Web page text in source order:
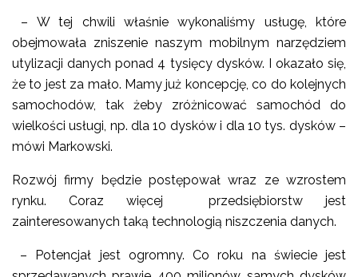
– W tej chwili właśnie wykonaliśmy usługę, które
obejmowała zniszenie naszym mobilnym narzędziem
utylizacji danych ponad 4 tysięcy dysków. I okazało się,
że to jest za mało. Mamy już koncepcję, co do kolejnych
samochodów, tak żeby zróżnicować samochód do
wielkości usługi, np. dla 10 dysków i dla 10 tys. dysków –
mówi Markowski.
Rozwój firmy będzie postępował wraz ze wzrostem
rynku. Coraz więcej przedsiębiorstw jest
zainteresowanych taką technologią niszczenia danych.
– Potencjał jest ogromny. Co roku na świecie jest